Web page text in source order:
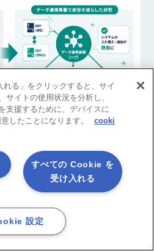
るには？データ連携基盤で依存を減
トのご紹介
お探しの方
れる」をクリックすると、サイ
サイトの使用状況を分析し、
支援するために、デバイスに
したことになります。
cooki
すべての Cookie を
受け入れる
設定